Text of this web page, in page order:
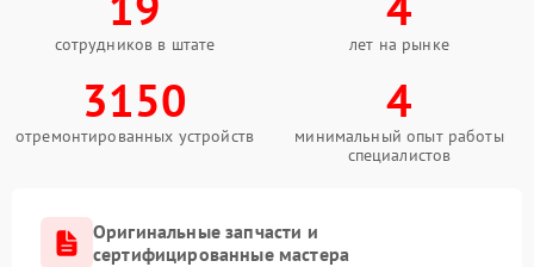
сотрудников в штате лет на рынке
3150
отремонтированных устройств
4
минимальный опыт работы
специалистов
Оригинальные запчасти и
сертифицированные мастера